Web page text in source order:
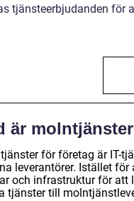
tjänsteerbjudanden för
är
för företag är IT-
leverantörer. Istället
och infrastruktur för att
tjänster till